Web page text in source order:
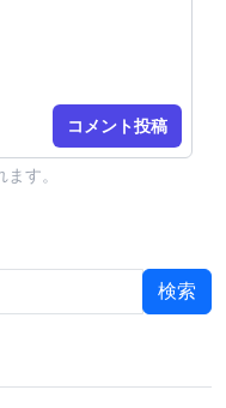
コメント投稿
す。